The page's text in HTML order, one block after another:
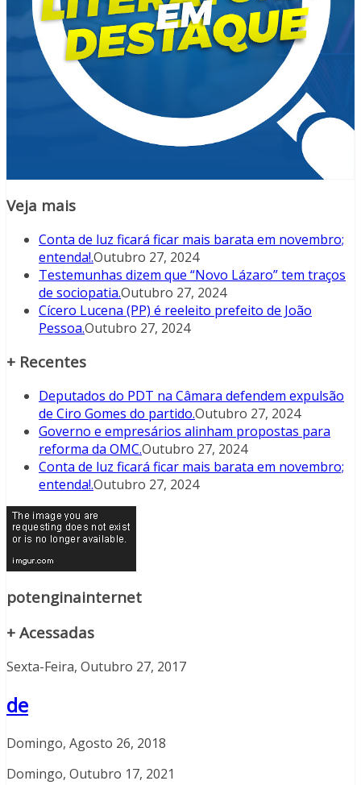
Veja mais
Conta de luz ficará ficar mais barata em novembro;
entenda!.Outubro 27, 2024
Testemunhas dizem que “Novo Lázaro” tem traços
de sociopatia.Outubro 27, 2024
Cícero Lucena (PP) é reeleito prefeito de João
Pessoa.Outubro 27, 2024
+ Recentes
Deputados do PDT na Câmara defendem expulsão
de Ciro Gomes do partido.Outubro 27, 2024
Governo e empresários alinham propostas para
reforma da OMC.Outubro 27, 2024
Conta de luz ficará ficar mais barata em novembro;
entenda!.Outubro 27, 2024
potenginainternet
+ Acessadas
Sexta-Feira, Outubro 27, 2017
de
Domingo, Agosto 26, 2018
Domingo, Outubro 17, 2021